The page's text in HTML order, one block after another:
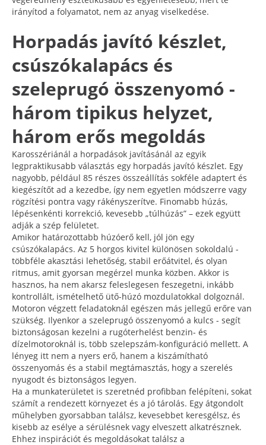
irányítod a folyamatot, nem az anyag viselkedése.
Horpadás javító készlet,
csúszókalapács és
szeleprugó összenyomó -
három tipikus helyzet,
három erős megoldás
Karosszériánál a horpadások javításánál az egyik
legpraktikusabb választás egy horpadás javító készlet. Egy
nagyobb, például 85 részes összeállítás sokféle adaptert és
kiegészítőt ad a kezedbe, így nem egyetlen módszerre vagy
rögzítési pontra vagy rákényszerítve. Finomabb húzás,
lépésenkénti korrekció, kevesebb „túlhúzás” – ezek együtt
adják a szép felületet.
Amikor határozottabb húzóerő kell, jól jön egy
csúszókalapács. Az 5 horgos kivitel különösen sokoldalú -
többféle akasztási lehetőség, stabil erőátvitel, és olyan
ritmus, amit gyorsan megérzel munka közben. Akkor is
hasznos, ha nem akarsz feleslegesen feszegetni, inkább
kontrollált, ismételhető ütő-húzó mozdulatokkal dolgoznál.
Motoron végzett feladatoknál egészen más jellegű erőre van
szükség. Ilyenkor a szeleprugó összenyomó a kulcs - segít
biztonságosan kezelni a rugóterhelést benzin- és
dízelmotoroknál is, több szelepszám-konfiguráció mellett. A
lényeg itt nem a nyers erő, hanem a kiszámítható
összenyomás és a stabil megtámasztás, hogy a szerelés
nyugodt és biztonságos legyen.
Ha a munkaterületet is szeretnéd profibban felépíteni, sokat
számít a rendezett környezet és a jó tárolás. Egy átgondolt
műhelyben gyorsabban találsz, kevesebbet keresgélsz, és
kisebb az esélye a sérülésnek vagy elveszett alkatrésznek.
Ehhez inspirációt és megoldásokat találsz a